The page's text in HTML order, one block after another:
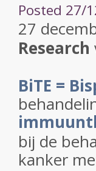
Posted 27/
27
Research
BiTE =
bij de
kanker